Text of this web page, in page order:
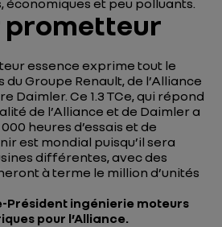
et peu polluants.
prometteur
essence exprime tout le
Groupe Renault, de l’Alliance
Daimler. Ce 1.3 TCe, qui répond
de l’Alliance et de Daimler a
heures d’essais et de
est mondial puisqu’il sera
différentes, avec des
à terme le million d’unités
Président ingénierie moteurs
pour l’Alliance.